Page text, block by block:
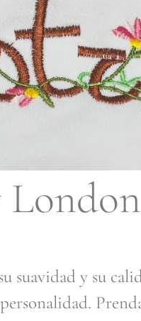
London
suavidad y su